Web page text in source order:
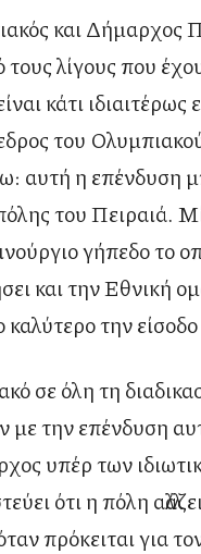
και Δήμαρχος
λίγους που
κάτι
του
η επένδυση
του Πειραιά.
γήπεδο το
και την Εθνική
καλύτερο την
όλη τη
με την επένδυση
υπέρ των
ότι η πόλη
πρόκειται για